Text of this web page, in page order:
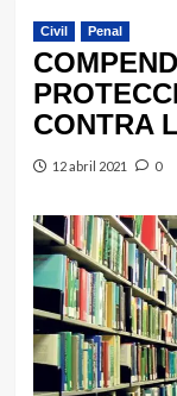
Civil Penal
CONTRA
12 abril 2021 0